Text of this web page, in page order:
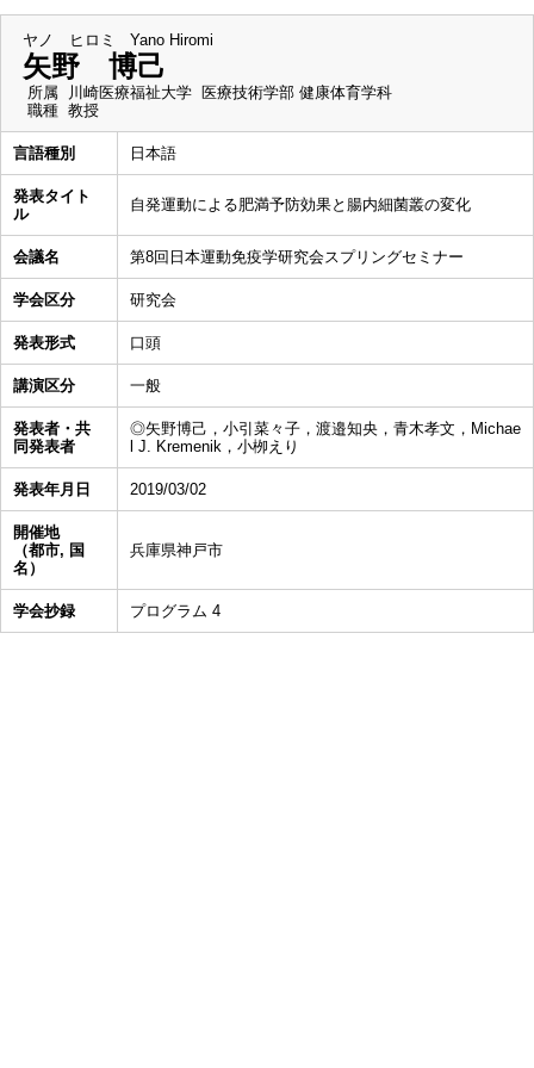
ヤノ ヒロミ Yano Hiromi
矢野 博己
所属
川崎医療福祉大学 医療技術学部 健康体育学科
職種 教授
言語種別 日本語
発表タイト
ル
自発運動による肥満予防効果と腸内細菌叢の変化
会議名 第8回日本運動免疫学研究会スプリングセミナー
学会区分 研究会
発表形式 口頭
講演区分 一般
発表者・共
同発表者
◎矢野博己，小引菜々子，渡邉知央，青木孝文，Michae
l J. Kremenik，小栁えり
発表年月日 2019/03/02
開催地
（都市, 国
名）
兵庫県神戸市
学会抄録 プログラム 4